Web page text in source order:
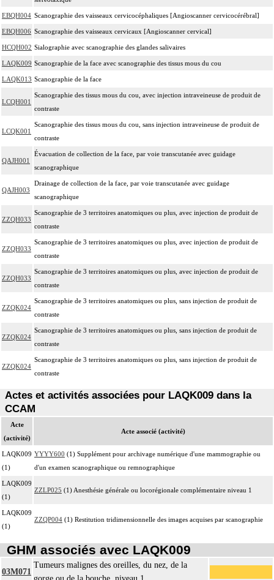
EBQH004 Scanographie des vaisseaux cervicocéphaliques [Angioscanner cervicocérébral]
EBQH006 Scanographie des vaisseaux cervicaux [Angioscanner cervical]
HCQH002 Sialographie avec scanographie des glandes salivaires
LAQK009 Scanographie de la face avec scanographie des tissus mous du cou
LAQK013 Scanographie de la face
LCQH001
Scanographie des tissus mous du cou, avec injection intraveineuse de produit de
contraste
LCQK001
Scanographie des tissus mous du cou, sans injection intraveineuse de produit de
contraste
QAJH001
Évacuation de collection de la face, par voie transcutanée avec guidage
scanographique
QAJH003
Drainage de collection de la face, par voie transcutanée avec guidage
scanographique
ZZQH033
Scanographie de 3 territoires anatomiques ou plus, avec injection de produit de
contraste
ZZQH033
Scanographie de 3 territoires anatomiques ou plus, avec injection de produit de
contraste
ZZQH033
Scanographie de 3 territoires anatomiques ou plus, avec injection de produit de
contraste
ZZQK024
Scanographie de 3 territoires anatomiques ou plus, sans injection de produit de
contraste
ZZQK024
Scanographie de 3 territoires anatomiques ou plus, sans injection de produit de
contraste
ZZQK024
Scanographie de 3 territoires anatomiques ou plus, sans injection de produit de
contraste
Actes et activités associées pour LAQK009 dans la
CCAM
Acte
(activité)
Acte associé (activité)
LAQK009
(1)
YYYY600 (1) Supplément pour archivage numérique d'une mammographie ou
d'un examen scanographique ou remnographique
LAQK009
(1)
ZZLP025 (1) Anesthésie générale ou locorégionale complémentaire niveau 1
LAQK009
(1)
ZZQP004 (1) Restitution tridimensionnelle des images acquises par scanographie
GHM associés avec LAQK009
03M071
Tumeurs malignes des oreilles, du nez, de la